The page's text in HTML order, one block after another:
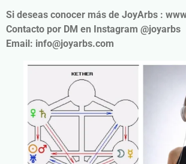
Si deseas conocer más de JoyArbs :
Contacto por DM en Instagram @joyarbs
Email: info@joyarbs.com